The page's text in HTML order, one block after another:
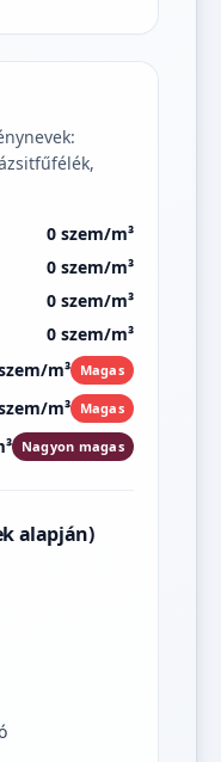
0 szem/m³
0 szem/m³
0 szem/m³
0 szem/m³
m³ Magas
m³ Magas
Nagyon magas
alapján)